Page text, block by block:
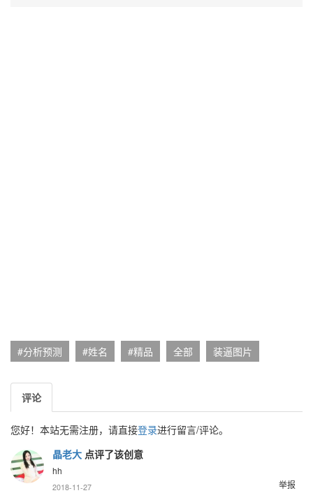
#分析预测 #姓名 #精品 全部 装逼图片
评论
您好！本站无需注册，请直接登录进行留言/评论。
晶老大 点评了该创意
hh
举报
2018-11-27